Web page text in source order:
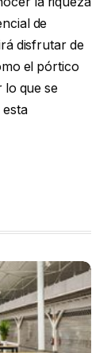
de
disfrutar de
el pórtico
lo que se
esta